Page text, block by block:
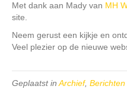
Met dank aan Mady van MH
site.
Neem gerust een kijkje en
Veel plezier op de nieuwe
Geplaatst in Archief,